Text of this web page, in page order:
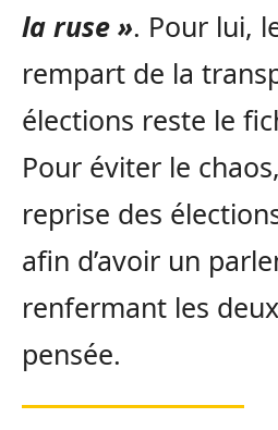
la ruse ». Pour lui,
rempart de la
élections reste le
Pour éviter le
reprise des
afin d’avoir un
renfermant les
pensée.